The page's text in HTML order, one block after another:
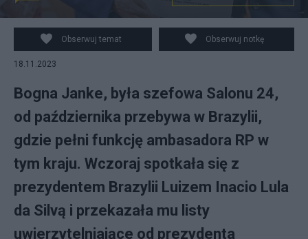
Bogna Janke u prezydenta Brazylii, fot. X
Obserwuj temat Obserwuj notkę
18.11.2023
Bogna Janke, była szefowa Salonu 24,
od października przebywa w Brazylii,
gdzie pełni funkcję ambasadora RP w
tym kraju. Wczoraj spotkała się z
prezydentem Brazylii Luizem Inacio Lula
da Silvą i przekazała mu listy
uwierzytelniające od prezydenta